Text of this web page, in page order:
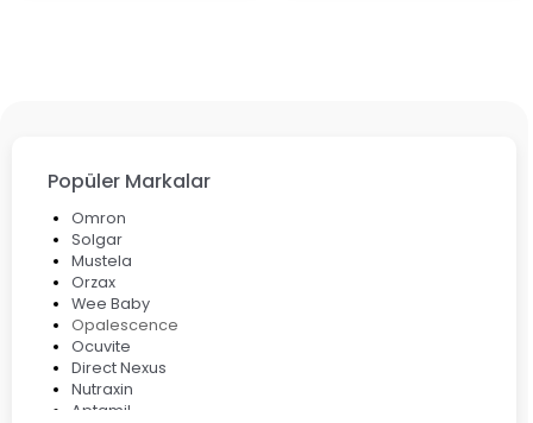
Popüler Markalar
Omron
Solgar
Mustela
Orzax
Wee Baby
Opalescence
Ocuvite
Direct Nexus
Nutraxin
Aptamil